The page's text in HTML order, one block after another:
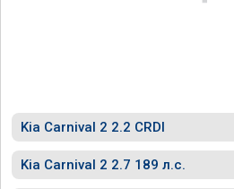
Kia Carnival 2 2.2 CRDI
Kia Carnival 2 2.7 189 л.с.